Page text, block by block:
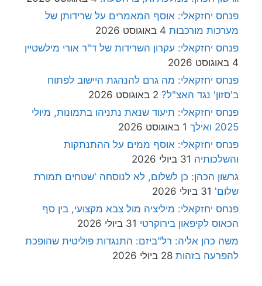
פנחס יחזקאלי: אוסף המאמרים על שרידותן של
מערכות מורכבות 4 באוגוסט 2026
פנחס יחזקאלי: עקרון השרידות של ד"ר אורי מילשטיין
4 באוגוסט 2026
פנחס יחזקאלי: מה גרם להנהגת היישוב לפתוח
ב'סזון' נגד האצ"ל? 2 באוגוסט 2026
פנחס יחזקאלי: תיעוד שנאת נתניהו בתמונות, מיולי
2025 ואילך
1 באוגוסט 2026
פנחס יחזקאלי: אוסף ממים על ההתנתקות
והשלכותיה 31 ביולי 2026
גרשון הכהן: כן לשלום, לא לנוסחה 'שטחים תמורת
שלום' 31 ביולי 2026
פנחס יחזקאלי: מיליציה מול צבא מקצועי, בין סף
הכאוס לקיפאון בירוקרטי 31 ביולי 2026
משה כהן אליה: רל"ביזם: התנגדות פוליטית שהופכת
להפרעה בזהות 28 ביולי 2026